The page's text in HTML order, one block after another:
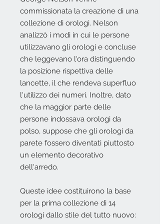
commissionata la creazione di una
collezione di orologi. Nelson
analizzò i modi in cui le persone
utilizzavano gli orologi e concluse
che leggevano l'ora distinguendo
la posizione rispettiva delle
lancette, il che rendeva superfluo
l'utilizzo dei numeri. Inoltre, dato
che la maggior parte delle
persone indossava orologi da
polso, suppose che gli orologi da
parete fossero diventati piuttosto
un elemento decorativo
dell'arredo.
Queste idee costituirono la base
per la prima collezione di 14
orologi dallo stile del tutto nuovo: